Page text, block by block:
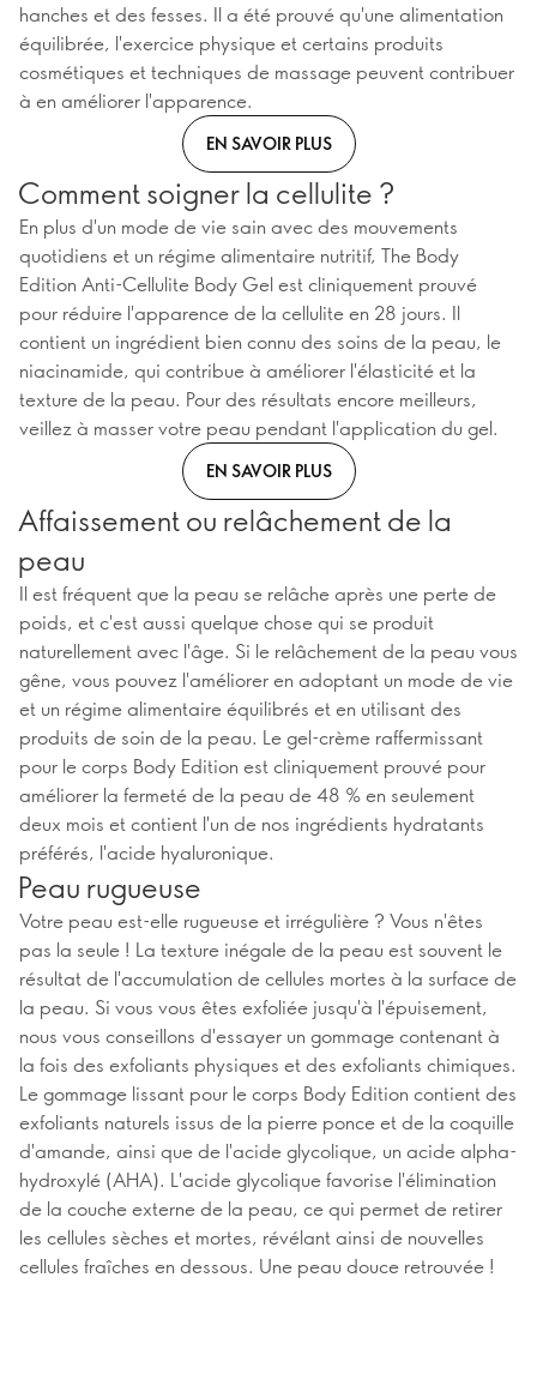
hanches et des fesses. Il a été prouvé qu'une alimentation
équilibrée, l'exercice physique et certains produits
cosmétiques et techniques de massage peuvent contribuer
à en améliorer l'apparence.
EN SAVOIR PLUS
Comment soigner la cellulite ?
En plus d'un mode de vie sain avec des mouvements
quotidiens et un régime alimentaire nutritif, The Body
Edition Anti-Cellulite Body Gel est cliniquement prouvé
pour réduire l'apparence de la cellulite en 28 jours. Il
contient un ingrédient bien connu des soins de la peau, le
niacinamide, qui contribue à améliorer l'élasticité et la
texture de la peau. Pour des résultats encore meilleurs,
veillez à masser votre peau pendant l'application du gel.
EN SAVOIR PLUS
Affaissement ou relâchement de la
peau
Il est fréquent que la peau se relâche après une perte de
poids, et c'est aussi quelque chose qui se produit
naturellement avec l'âge. Si le relâchement de la peau vous
gêne, vous pouvez l'améliorer en adoptant un mode de vie
et un régime alimentaire équilibrés et en utilisant des
produits de soin de la peau. Le gel-crème raffermissant
pour le corps Body Edition est cliniquement prouvé pour
améliorer la fermeté de la peau de 48 % en seulement
deux mois et contient l'un de nos ingrédients hydratants
préférés, l'acide hyaluronique.
Peau rugueuse
Votre peau est-elle rugueuse et irrégulière ? Vous n'êtes
pas la seule ! La texture inégale de la peau est souvent le
résultat de l'accumulation de cellules mortes à la surface de
la peau. Si vous vous êtes exfoliée jusqu'à l'épuisement,
nous vous conseillons d'essayer un gommage contenant à
la fois des exfoliants physiques et des exfoliants chimiques.
Le gommage lissant pour le corps Body Edition contient des
exfoliants naturels issus de la pierre ponce et de la coquille
d'amande, ainsi que de l'acide glycolique, un acide alpha-
hydroxylé (AHA). L'acide glycolique favorise l'élimination
de la couche externe de la peau, ce qui permet de retirer
les cellules sèches et mortes, révélant ainsi de nouvelles
cellules fraîches en dessous. Une peau douce retrouvée !